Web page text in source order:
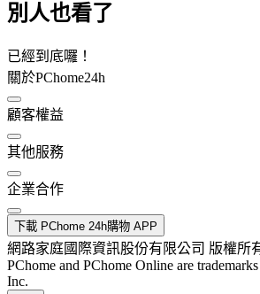
別人也看了
已經到底囉！
關於PChome24h
顧客權益
其他服務
企業合作
下載 PChome 24h購物 APP
網路家庭國際資訊股份有限公司 版權所
PChome and PChome Online are
Inc.